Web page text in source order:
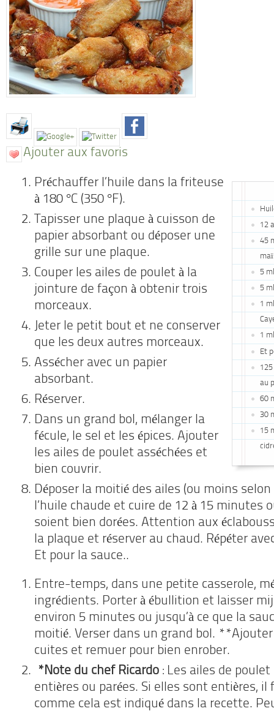
Ajouter aux favoris
12
45
5
5
1
1
Et
au
60
30
15
Préchauffer l’huile dans la friteuse
à 180 °C (350 °F).
Tapisser une plaque à cuisson de
papier absorbant ou déposer une
grille sur une plaque.
Couper les ailes de poulet à la
jointure de façon à obtenir trois
morceaux.
Jeter le petit bout et ne conserver
que les deux autres morceaux.
Assécher avec un papier
absorbant.
Réserver.
Dans un grand bol, mélanger la
fécule, le sel et les épices. Ajouter
les ailes de poulet asséchées et
bien couvrir.
Déposer la moitié des ailes (ou moins
l’huile chaude et cuire de 12 à 15 minutes
soient bien dorées. Attention aux
la plaque et réserver au chaud. Répéter
Et pour la sauce..
Entre-temps, dans une petite casserole,
ingrédients. Porter à ébullition et laisser
environ 5 minutes ou jusqu’à ce que la
moitié. Verser dans un grand bol.
cuites et remuer pour bien enrober.
*Note du chef Ricardo : Les ailes de
entières ou parées. Si elles sont entières, il
comme cela est indiqué dans la recette.